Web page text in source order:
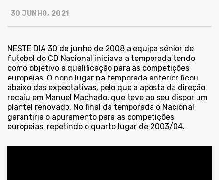
30 JUNHO, 2021
NESTE DIA 30 de junho de 2008 a equipa sénior de
futebol do CD Nacional iniciava a temporada tendo
como objetivo a qualificação para as competições
europeias. O nono lugar na temporada anterior ficou
abaixo das expectativas, pelo que a aposta da direção
recaiu em Manuel Machado, que teve ao seu dispor um
plantel renovado. No final da temporada o Nacional
garantiria o apuramento para as competições
europeias, repetindo o quarto lugar de 2003/04.